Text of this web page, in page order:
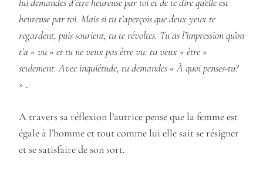
heureuse par toi. Mais si tu t’aperçois que deux yeux te
regardent, puis sourient, tu te révoltes. Tu as l’impression qu’on
t’a « vu » et tu ne veux pas être vu: tu veux « être »
seulement. Avec inquiétude, tu demandes « À quoi penses-tu?
» .
A travers sa réflexion l’autrice pense que la femme est
égale à l’homme et tout comme lui elle sait se résigner
et se satisfaire de son sort.